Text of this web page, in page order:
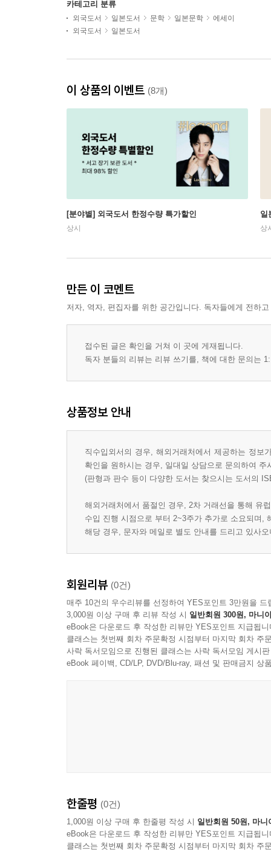
카테고리 분류
외국도서 일본도서 문학 일본문학
에세이
외국도서
일본도서
이 상품의 이벤트 (8개)
[분야별] 외국도서 한정수량 특가할인
상시
일
상
만든 이 코멘트
저자, 역자, 편집자를 위한 공간입니다. 독자들에게 전하
접수된 글은 확인을 거쳐 이 곳에 게재됩니다.
독자 분들의 리뷰는 리뷰 쓰기를, 책에 대한 문의는
상품정보 안내
직수입외서의 경우, 해외거래처에서 제공하는 정
확인을 원하시는 경우, 일대일 상담으로 문의하여 주
(판형과 판수 등이 다양한 도서는 찾으시는 도서의
해외거래처에서 품절인 경우, 2차 거래선을 통해 유
수입 진행 시점으로 부터 2~3주가 추가로 소요되며,
해당 경우, 문자와 메일로 별도 안내를 드리고 있사
회원리뷰 (0건)
매주 10건의 우수리뷰를 선정하여 YES포인트 3만원을 드
3,000원 이상 구매 후 리뷰 작성 시 일반회원 300원, 마니
eBook은 다운로드 후 작성한 리뷰만 YES포인트 지급됩니
클래스는 첫번째 회차 주문확정 시점부터 마지막 회차 주
사락 독서모임으로 진행된 클래스는 사락 독서모임 게시
eBook 페이백, CD/LP, DVD/Blu-ray, 패션 및 판매금지 상
한줄평 (0건)
1,000원 이상 구매 후 한줄평 작성 시 일반회원 50원, 마니
eBook은 다운로드 후 작성한 리뷰만 YES포인트 지급됩니
클래스는 첫번째 회차 주문확정 시점부터 마지막 회차 주